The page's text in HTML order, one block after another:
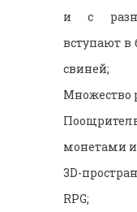
и с
вступают в
свиней;
Множество
монетами
3D-
RPG;